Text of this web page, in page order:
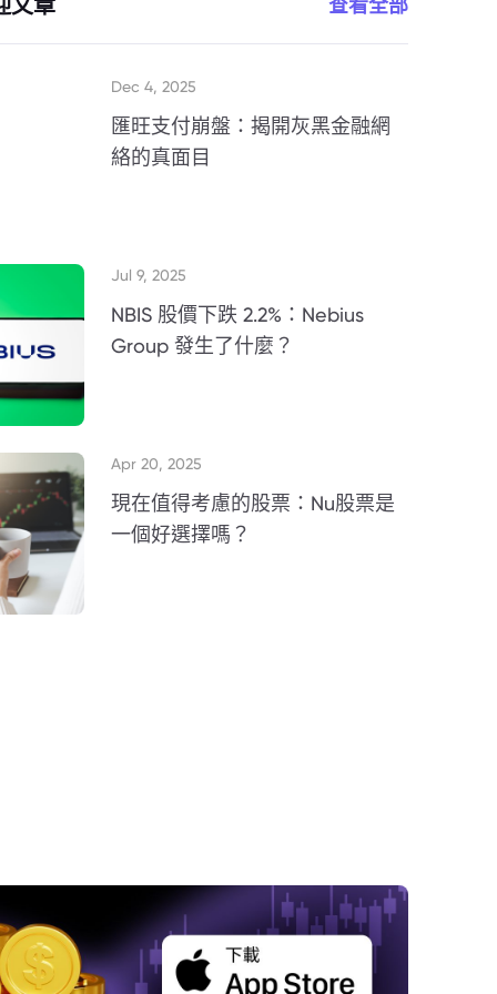
查看全部
Dec 4, 2025
匯旺支付崩盤：揭開灰黑金融網
絡的真面目
Jul 9, 2025
NBIS 股價下跌 2.2%：Nebius
Group 發生了什麼？
Apr 20, 2025
現在值得考慮的股票：Nu股票是
一個好選擇嗎？